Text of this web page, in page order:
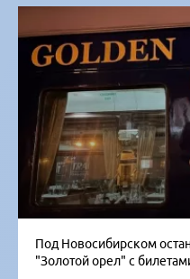
Под Новосибирском
"Золотой орел" с